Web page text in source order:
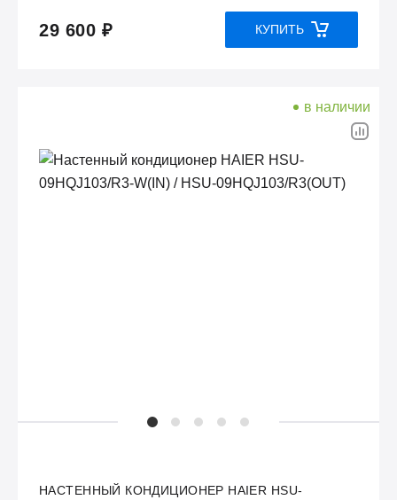
29 600 ₽ КУПИТЬ
в наличии
НАСТЕННЫЙ КОНДИЦИОНЕР HAIER HSU-